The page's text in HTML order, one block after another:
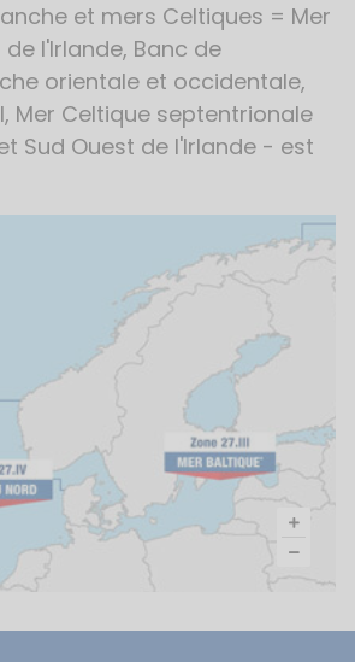
et mers Celtiques = Mer
l'Irlande, Banc de
orientale et occidentale,
Mer Celtique septentrionale
Sud Ouest de l'Irlande - est